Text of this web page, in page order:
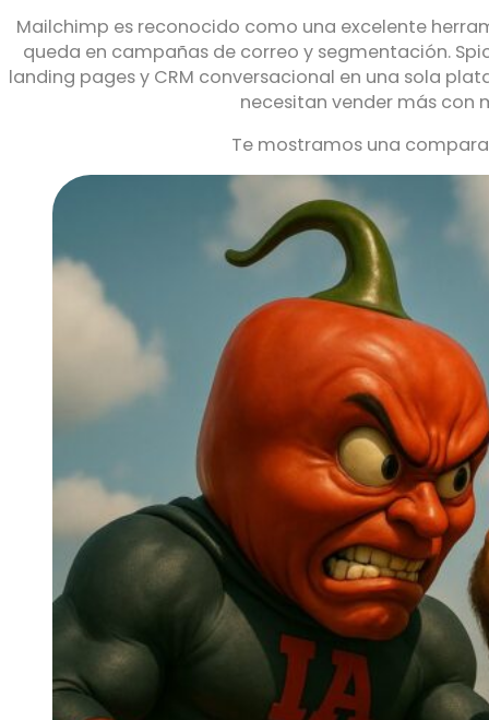
Mailchimp es reconocido como una excelente
queda en campañas de correo y segmentación.
landing pages y CRM conversacional en una sola
necesitan vender más con
Te mostramos una